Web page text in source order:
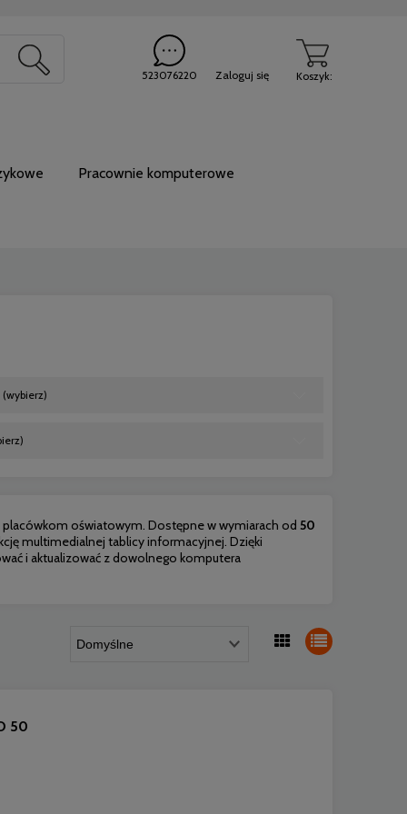
Koszyk:
523076220 Zaloguj się
Pracownie komputerowe
oświatowym. Dostępne w wymiarach od 50
multimedialnej tablicy informacyjnej. Dzięki
i aktualizować z dowolnego komputera
50